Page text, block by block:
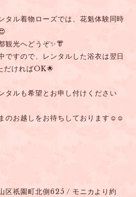
タル着物ローズでは、花魁体験同時
観光へどうぞ✨👘
ですので、レンタルした浴衣は翌日
だければOK🌟
タルも希望とお申し付けください
のお越しをお待ちしております☺☺
区祇園町北側625 / モニカより約